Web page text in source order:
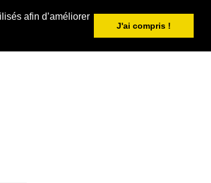
afin d’améliorer
J'ai compris !